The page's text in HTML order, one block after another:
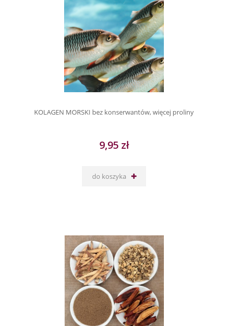
KOLAGEN MORSKI bez konserwantów, więcej proliny
9,95 zł
do koszyka